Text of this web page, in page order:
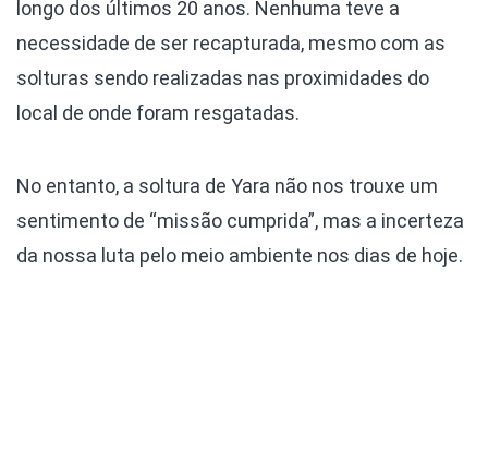
longo dos últimos 20 anos. Nenhuma teve a
necessidade de ser recapturada, mesmo com as
solturas sendo realizadas nas proximidades do
local de onde foram resgatadas.
No entanto, a soltura de Yara não nos trouxe um
sentimento de “missão cumprida”, mas a incerteza
da nossa luta pelo meio ambiente nos dias de hoje.